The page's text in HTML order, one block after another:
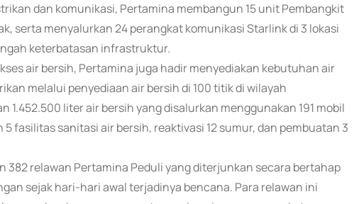
dan komunikasi, Pertamina membangun 15 unit Pembangkit
serta menyalurkan 24 perangkat komunikasi Starlink di 3 lokasi
keterbatasan infrastruktur.
air bersih, Pertamina juga hadir menyediakan kebutuhan air
melalui penyediaan air bersih di 100 titik di wilayah
1.452.500 liter air bersih yang disalurkan menggunakan 191 mobil
fasilitas sanitasi air bersih, reaktivasi 12 sumur, dan pembuatan 3
relawan Pertamina Peduli yang diterjunkan secara bertahap
sejak hari-hari awal terjadinya bencana. Para relawan ini